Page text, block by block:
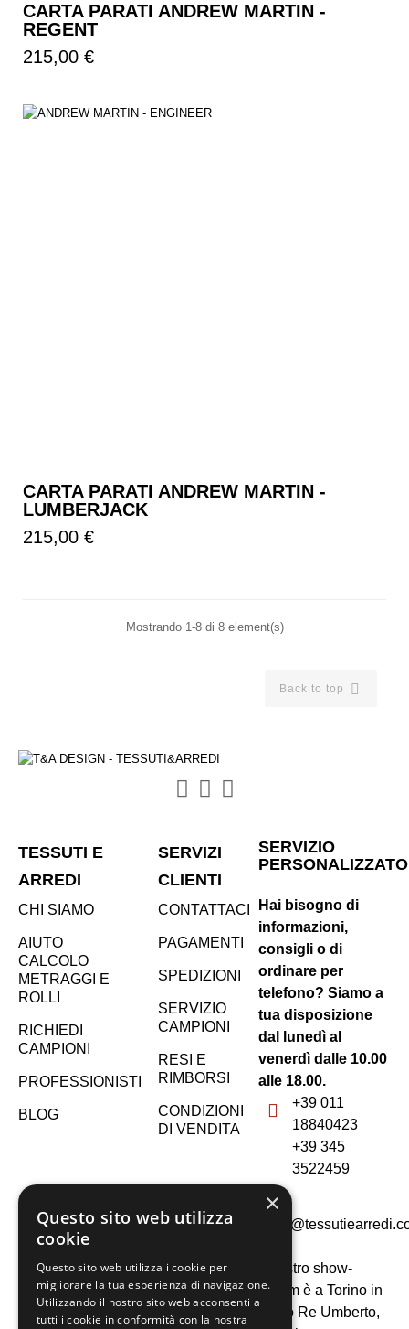
CARTA PARATI ANDREW MARTIN -
REGENT
Prezzo
215,00 €
CARTA PARATI ANDREW MARTIN -
LUMBERJACK
Prezzo
215,00 €
Mostrando 1-8 di 8 element(s)
Back to top 
TESSUTI E
ARREDI
CHI SIAMO
AIUTO
CALCOLO
METRAGGI E
ROLLI
RICHIEDI
CAMPIONI
PROFESSIONISTI
BLOG
SERVIZI
CLIENTI
CONTATTACI
PAGAMENTI
SPEDIZIONI
SERVIZIO
CAMPIONI
RESI E
RIMBORSI
CONDIZIONI
DI VENDITA
SERVIZIO
PERSONALIZZATO
Hai bisogno di
informazioni,
consigli o di
ordinare per
telefono? Siamo a
tua disposizione
dal lunedì al
venerdì dalle 10.00
alle 18.00.
+39 011
18840423
+39 345
3522459
Il nostro show-
rooom è a Torino in
corso Re Umberto,
×
Questo sito web utilizza
cookie
Questo sito web utilizza i cookie per
migliorare la tua esperienza di navigazione.
Utilizzando il nostro sito web acconsenti a
tutti i cookie in conformità con la nostra